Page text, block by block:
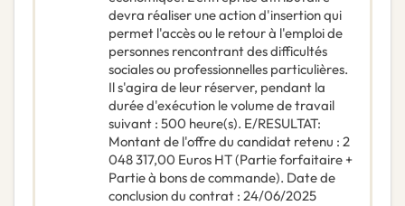
devra réaliser une action d'insertion qui
permet l'accès ou le retour à l'emploi de
personnes rencontrant des difficultés
sociales ou professionnelles particulières.
Il s'agira de leur réserver, pendant la
durée d'exécution le volume de travail
suivant : 500 heure(s). E/RESULTAT:
Montant de l'offre du candidat retenu : 2
048 317,00 Euros HT (Partie forfaitaire +
Partie à bons de commande). Date de
conclusion du contrat : 24/06/2025